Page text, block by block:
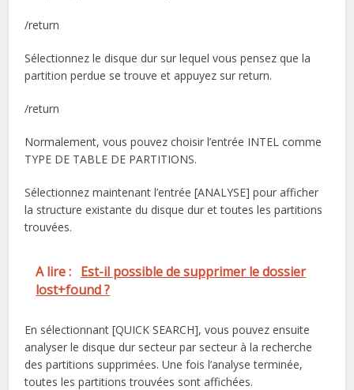
/return
Sélectionnez le disque dur sur lequel vous pensez que la
partition perdue se trouve et appuyez sur return.
/return
Normalement, vous pouvez choisir l’entrée INTEL comme
TYPE DE TABLE DE PARTITIONS.
Sélectionnez maintenant l’entrée [ANALYSE] pour afficher
la structure existante du disque dur et toutes les partitions
trouvées.
A lire : Est-il possible de supprimer le dossier
lost+found ?
En sélectionnant [QUICK SEARCH], vous pouvez ensuite
analyser le disque dur secteur par secteur à la recherche
des partitions supprimées. Une fois l’analyse terminée,
toutes les partitions trouvées sont affichées.